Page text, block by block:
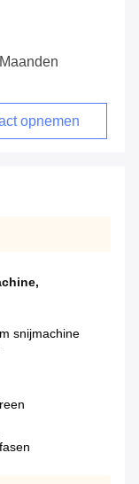
opnemen
,
snijmachine